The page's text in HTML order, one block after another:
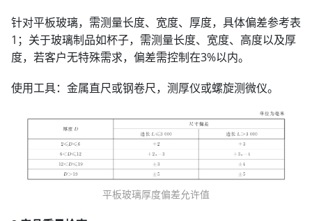
针对平板玻璃，需测量长度、宽度、厚度，具体偏差参考表
1；关于玻璃制品如杯子，需测量长度、宽度、高度以及厚
度，若客户无特殊需求，偏差需控制在3%以内。
使用工具：金属直尺或钢卷尺，测厚仪或螺旋测微仪。
平板玻璃厚度偏差允许值